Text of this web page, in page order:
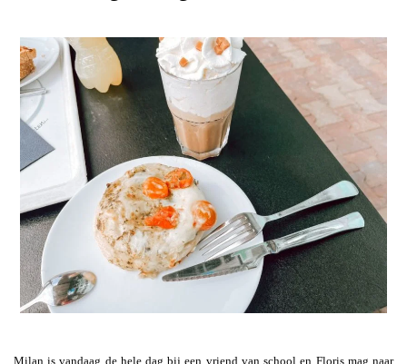
Milan is vandaag de hele dag bij een vriend van school en Floris mag naar